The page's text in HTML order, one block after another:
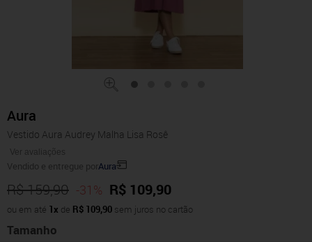
Aura
Vestido Aura Audrey Malha Lisa Rosê
Ver avaliações
Vendido e entregue porAura
R$ 159,90 -31% R$ 109,90
ou em até 1x de R$ 109,90 sem juros no cartão
Tamanho